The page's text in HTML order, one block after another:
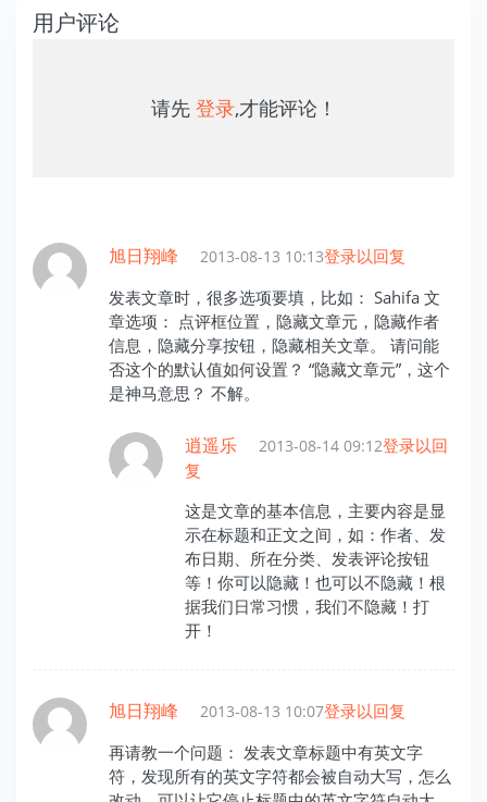
用户评论
请先 登录,才能评论！
旭日翔峰 2013-08-13 10:13登录以回复
发表文章时，很多选项要填，比如： Sahifa 文
章选项： 点评框位置，隐藏文章元，隐藏作者
信息，隐藏分享按钮，隐藏相关文章。 请问能
否这个的默认值如何设置？ “隐藏文章元”，这个
是神马意思？ 不解。
逍遥乐 2013-08-14 09:12登录以回
复
这是文章的基本信息，主要内容是显
示在标题和正文之间，如：作者、发
布日期、所在分类、发表评论按钮
等！你可以隐藏！也可以不隐藏！根
据我们日常习惯，我们不隐藏！打
开！
旭日翔峰 2013-08-13 10:07登录以回复
再请教一个问题： 发表文章标题中有英文字
符，发现所有的英文字符都会被自动大写，怎么